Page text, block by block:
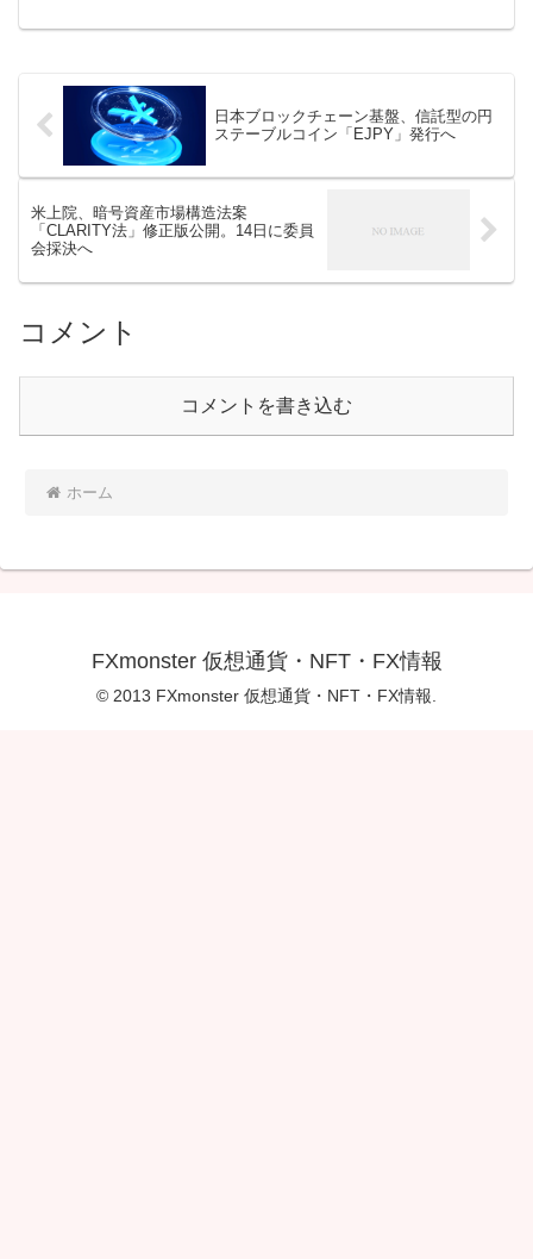
日本ブロックチェーン基盤、信託型の円
ステーブルコイン「EJPY」発行へ
米上院、暗号資産市場構造法案
「CLARITY法」修正版公開。14日に委員
会採決へ
コメント
コメントを書き込む
ホーム
FXmonster 仮想通貨・NFT・FX情報
© 2013 FXmonster 仮想通貨・NFT・FX情報.